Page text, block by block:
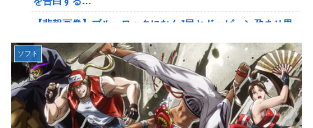
で減給の地獄を見ることにｗｗ←人として最低限の倫理観す
ら欠如してる
イトで見るな！」と絡まれた→「Netflixですが…？」と返し
たらキョドって別車両へ逃走…20代にもなって群れてイキっ
てくんな
専業主婦の私に毎日暴言電話をかけてくるトメ！声優学校で
培った声色チェンジで間違い電話ループ⇒極道になりすまし
【悲報画像】ブルーロックになんJ民とドッピュン孕ませ男
息子のオ●ニーを発見したワイの嫁、全ての対応を間違えて
しまう…
【動画】女子「勃ってんじゃん笑」男子「うるさい//」女子
「キャハハ！」→フ●ラ開始ｗｗｗｗｗｗｗｗｗｗ
ソフト